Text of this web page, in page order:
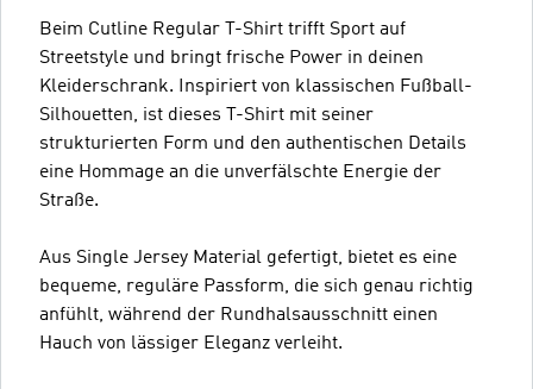
Beim Cutline Regular T-Shirt trifft Sport auf
Streetstyle und bringt frische Power in deinen
Kleiderschrank. Inspiriert von klassischen Fußball-
Silhouetten, ist dieses T-Shirt mit seiner
strukturierten Form und den authentischen Details
eine Hommage an die unverfälschte Energie der
Straße.
Aus Single Jersey Material gefertigt, bietet es eine
bequeme, reguläre Passform, die sich genau richtig
anfühlt, während der Rundhalsausschnitt einen
Hauch von lässiger Eleganz verleiht.